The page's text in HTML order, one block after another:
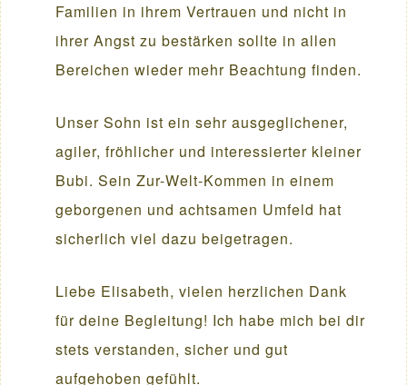
Familien in ihrem Vertrauen und nicht in
ihrer Angst zu bestärken sollte in allen
Bereichen wieder mehr Beachtung finden.
Unser Sohn ist ein sehr ausgeglichener,
agiler, fröhlicher und interessierter kleiner
Bubi. Sein Zur-Welt-Kommen in einem
geborgenen und achtsamen Umfeld hat
sicherlich viel dazu beigetragen.
Liebe Elisabeth, vielen herzlichen Dank
für deine Begleitung! Ich habe mich bei dir
stets verstanden, sicher und gut
aufgehoben gefühlt.